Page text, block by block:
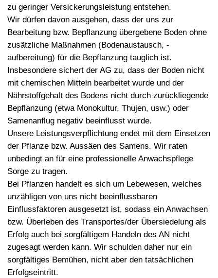
zu geringer Versickerungsleistung entstehen.
Wir dürfen davon ausgehen, dass der uns zur
Bearbeitung bzw. Bepflanzung übergebene Boden ohne
zusätzliche Maßnahmen (Bodenaustausch, -
aufbereitung) für die Bepflanzung tauglich ist.
Insbesondere sichert der AG zu, dass der Boden nicht
mit chemischen Mitteln bearbeitet wurde und der
Nährstoffgehalt des Bodens nicht durch zurückliegende
Bepflanzung (etwa Monokultur, Thujen, usw.) oder
Samenanflug negativ beeinflusst wurde.
Unsere Leistungsverpflichtung endet mit dem Einsetzen
der Pflanze bzw. Aussäen des Samens. Wir raten
unbedingt an für eine professionelle Anwachspflege
Sorge zu tragen.
Bei Pflanzen handelt es sich um Lebewesen, welches
unzähligen von uns nicht beeinflussbaren
Einflussfaktoren ausgesetzt ist, sodass ein Anwachsen
bzw. Überleben des Transportes/der Übersiedelung als
Erfolg auch bei sorgfältigem Handeln des AN nicht
zugesagt werden kann. Wir schulden daher nur ein
sorgfältiges Bemühen, nicht aber den tatsächlichen
Erfolgseintritt.